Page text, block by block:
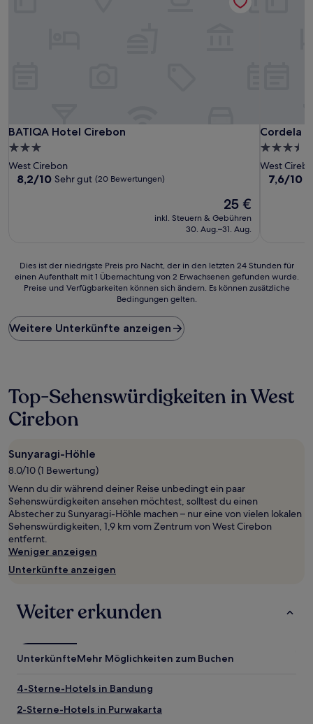
BATIQA Hotel Cirebon
BATIQA Hotel Cirebon
3.0-
Sterne-
Unterkunft
West Cirebon
8.2
8,2/10 Sehr gut (20 Bewertungen)
Der
Preis
beträgt
25 €
inkl. Steuern & Gebühren
30. Aug.–31. Aug.
Cordela
Cordela
3.5-
Sterne-
West
7.6
7,6/10
Dies
ist
Preis
pro
Nacht,
letzten
24 Stunden
für
einen
mit
1 Übernachtung
2 Erwachsenen
gefunden
wurde.
Preise
und
Verfügbarkeiten
können
Es
können
Bedingungen
gelten.
Dies ist der niedrigste Preis pro Nacht, der in den letzten 24 Stunden für
einen Aufenthalt mit 1 Übernachtung von 2 Erwachsenen gefunden wurde.
Preise und Verfügbarkeiten können sich ändern. Es können zusätzliche
Bedingungen gelten.
Weitere Unterkünfte anzeigen
Top-Sehenswürdigkeiten in West
Cirebon
Sunyaragi-Höhle
8.0/10 (1 Bewertung)
Wenn du dir während deiner Reise unbedingt ein paar
Sehenswürdigkeiten ansehen möchtest, solltest du einen
Abstecher zu Sunyaragi-Höhle machen – nur eine von vielen lokalen
Sehenswürdigkeiten, 1,9 km vom Zentrum von West Cirebon
entfernt.
Weniger anzeigen
Unterkünfte anzeigen
Weiter erkunden
UnterkünfteMehr Möglichkeiten zum Buchen
4-Sterne-Hotels in Bandung
2-Sterne-Hotels in Purwakarta